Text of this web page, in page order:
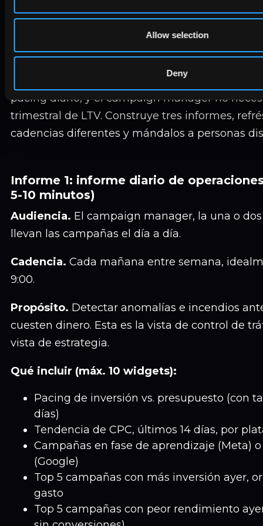
Allow selection
Deny
necesita todo equipo de
(in-house vs agencia)
intentando servir a tres audiencias. El CMO no
pacing diario, y el campaign manager no
trimestral de LTV. Construye tres informes,
cadencias diferentes y mándalos a personas
Informe 1: informe diario de
5-10 minutos)
Audiencia. El campaign manager, la una o
llevan las campañas el día a día.
Cadencia. Cada mañana entre semana,
9:00.
Propósito. Detectar anomalías e incendios
cuesten dinero. Esta es la vista de control de
vista de estrategia.
Qué incluir (máx. 10 widgets):
Pacing de inversión vs. presupuesto (con
días)
Tendencia de CPC, últimos 14 días, por
Campañas en fase de aprendizaje (Meta)
(Google)
Top 5 campañas con más inversión ayer,
gasto
Top 5 campañas con peor rendimiento